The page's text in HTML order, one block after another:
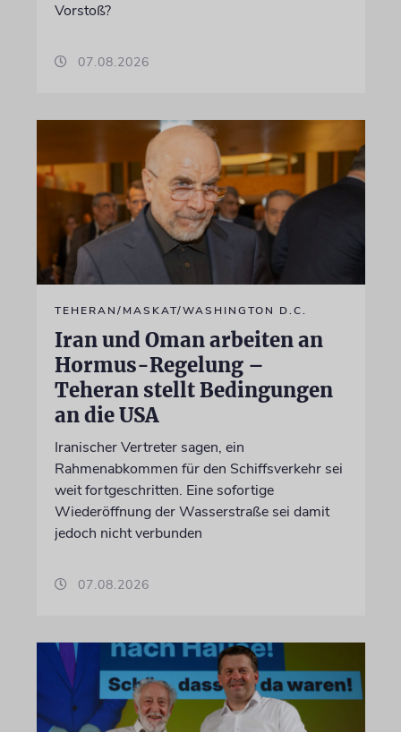
Vorstoß?
07.08.2026
TEHERAN/MASKAT/WASHINGTON D.C.
Iran und Oman arbeiten an
Hormus-Regelung –
Teheran stellt Bedingungen
an die USA
Iranischer Vertreter sagen, ein
Rahmenabkommen für den Schiffsverkehr sei
weit fortgeschritten. Eine sofortige
Wiederöffnung der Wasserstraße sei damit
jedoch nicht verbunden
07.08.2026